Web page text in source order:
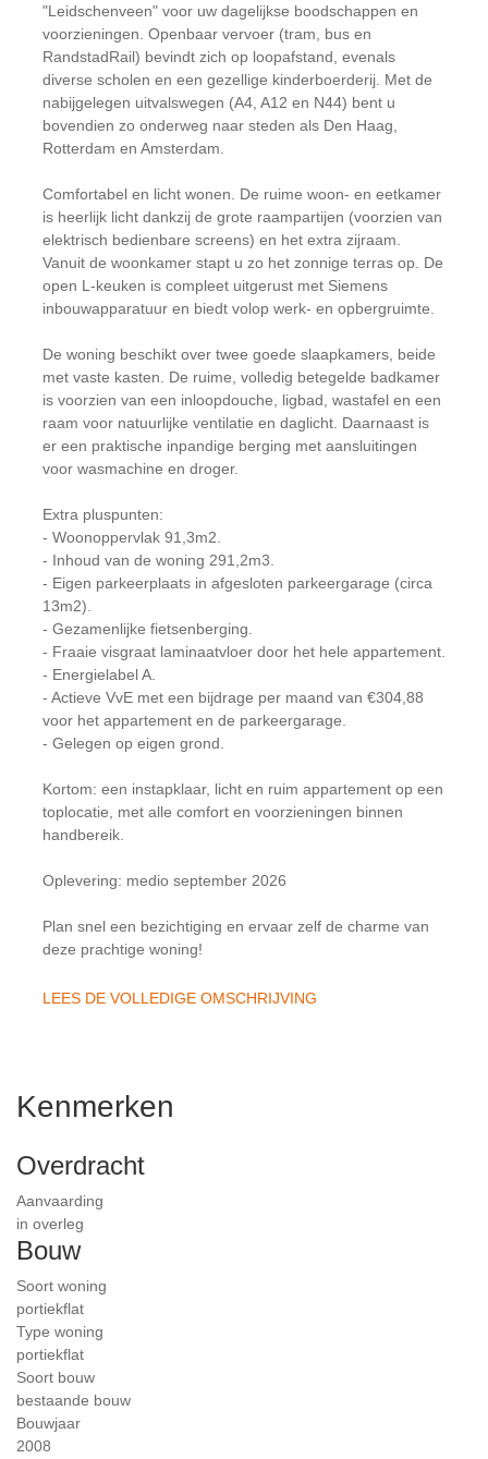
"Leidschenveen" voor uw dagelijkse boodschappen en
voorzieningen. Openbaar vervoer (tram, bus en
RandstadRail) bevindt zich op loopafstand, evenals
diverse scholen en een gezellige kinderboerderij. Met de
nabijgelegen uitvalswegen (A4, A12 en N44) bent u
bovendien zo onderweg naar steden als Den Haag,
Rotterdam en Amsterdam.
Comfortabel en licht wonen. De ruime woon- en eetkamer
is heerlijk licht dankzij de grote raampartijen (voorzien van
elektrisch bedienbare screens) en het extra zijraam.
Vanuit de woonkamer stapt u zo het zonnige terras op. De
open L-keuken is compleet uitgerust met Siemens
inbouwapparatuur en biedt volop werk- en opbergruimte.
De woning beschikt over twee goede slaapkamers, beide
met vaste kasten. De ruime, volledig betegelde badkamer
is voorzien van een inloopdouche, ligbad, wastafel en een
raam voor natuurlijke ventilatie en daglicht. Daarnaast is
er een praktische inpandige berging met aansluitingen
voor wasmachine en droger.
Extra pluspunten:
- Woonoppervlak 91,3m2.
- Inhoud van de woning 291,2m3.
- Eigen parkeerplaats in afgesloten parkeergarage (circa
13m2).
- Gezamenlijke fietsenberging.
- Fraaie visgraat laminaatvloer door het hele appartement.
- Energielabel A.
- Actieve VvE met een bijdrage per maand van €304,88
voor het appartement en de parkeergarage.
- Gelegen op eigen grond.
Kortom: een instapklaar, licht en ruim appartement op een
toplocatie, met alle comfort en voorzieningen binnen
handbereik.
Oplevering: medio september 2026
Plan snel een bezichtiging en ervaar zelf de charme van
deze prachtige woning!
LEES DE VOLLEDIGE OMSCHRIJVING
Kenmerken
Overdracht
Aanvaarding
in overleg
Bouw
Soort woning
portiekflat
Type woning
portiekflat
Soort bouw
bestaande bouw
Bouwjaar
2008